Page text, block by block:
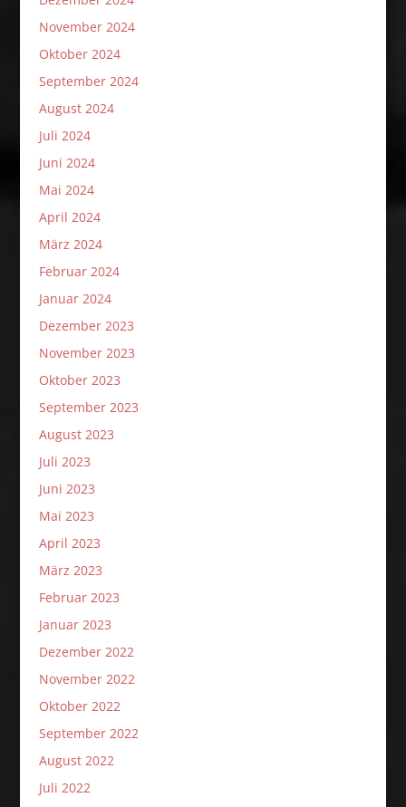
November 2024
Oktober 2024
September 2024
August 2024
Juli 2024
Juni 2024
Mai 2024
April 2024
März 2024
Februar 2024
Januar 2024
Dezember 2023
November 2023
Oktober 2023
September 2023
August 2023
Juli 2023
Juni 2023
Mai 2023
April 2023
März 2023
Februar 2023
Januar 2023
Dezember 2022
November 2022
Oktober 2022
September 2022
August 2022
Juli 2022